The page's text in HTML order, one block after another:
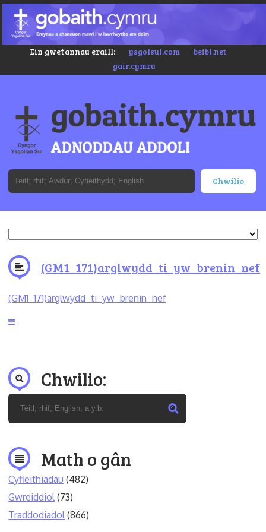
Ein gwefannau eraill: ysgolsul.com
beibl.net
gair.cymru
(GM1_171)arglwydd_ti_yw_brenin_nef
(GM1_171)arglwydd_ti_yw_brenin_nef
Chwilio:
Math o gân
Cyfieithiadau (482)
Gwreiddiol (73)
Traddodiadol (866)